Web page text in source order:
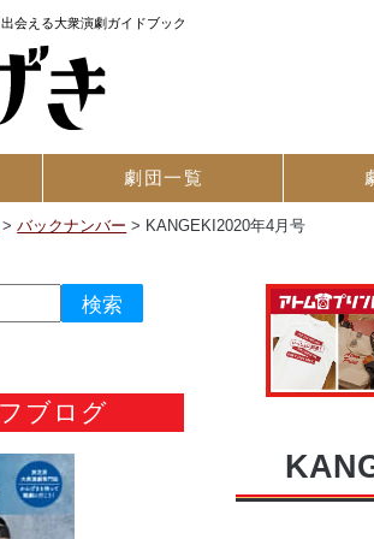
会える大衆演劇ガイドブック
劇団一覧
>バックナンバー > KANGEKI2020年4月号
ブログ